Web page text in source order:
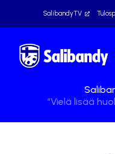
SalibandyTV
“Vielä lisää